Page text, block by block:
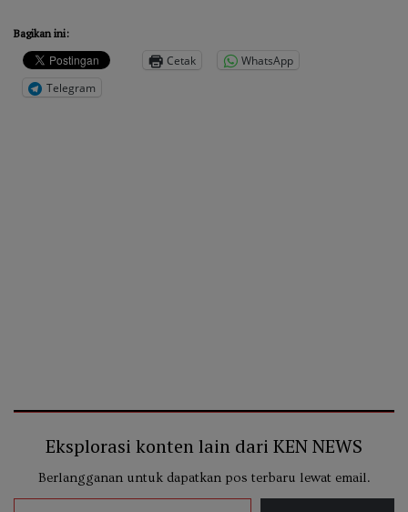
Bagikan ini:
Cetak
WhatsApp
Telegram
Eksplorasi konten lain dari KEN NEWS
Berlangganan untuk dapatkan pos terbaru lewat email.
Ketikkan email Anda...